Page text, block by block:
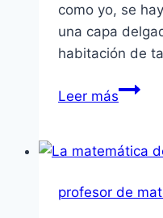
como yo, se
una capa
habitación de
Leer másPintura
profesor de